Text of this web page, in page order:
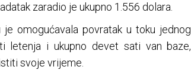
zaradio je ukupno 1.556 dolara.
omogućavala povratak u toku jednog
letenja i ukupno devet sati van baze,
svoje vrijeme.